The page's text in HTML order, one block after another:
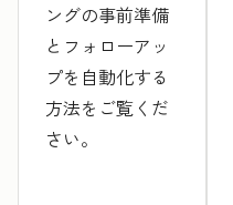
ングの事前準備
とフォローアッ
プを自動化する
方法をご覧くだ
さい。